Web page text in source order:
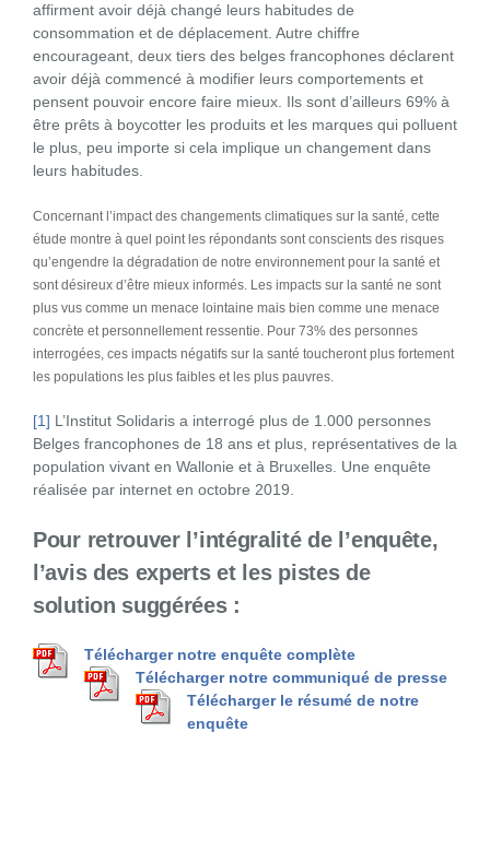
affirment avoir déjà changé leurs habitudes de
consommation et de déplacement. Autre chiffre
encourageant, deux tiers des belges francophones déclarent
avoir déjà commencé à modifier leurs comportements et
pensent pouvoir encore faire mieux. Ils sont d’ailleurs 69% à
être prêts à boycotter les produits et les marques qui polluent
le plus, peu importe si cela implique un changement dans
leurs habitudes.
Concernant l’impact des changements climatiques sur la santé, cette
étude montre à quel point les répondants sont conscients des risques
qu’engendre la dégradation de notre environnement pour la santé et
sont désireux d’être mieux informés. Les impacts sur la santé ne sont
plus vus comme un menace lointaine mais bien comme une menace
concrète et personnellement ressentie. Pour 73% des personnes
interrogées, ces impacts négatifs sur la santé toucheront plus fortement
les populations les plus faibles et les plus pauvres.
[1] L’Institut Solidaris a interrogé plus de 1.000 personnes
Belges francophones de 18 ans et plus, représentatives de la
population vivant en Wallonie et à Bruxelles. Une enquête
réalisée par internet en octobre 2019.
Pour retrouver l’intégralité de l’enquête,
l’avis des experts et les pistes de
solution suggérées :
Télécharger notre enquête complète
Télécharger notre communiqué de presse
Télécharger le résumé de notre
enquête